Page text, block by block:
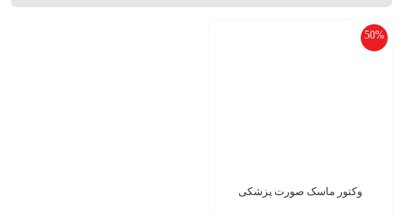
50%
وکتور ماسک صورت پزشکی